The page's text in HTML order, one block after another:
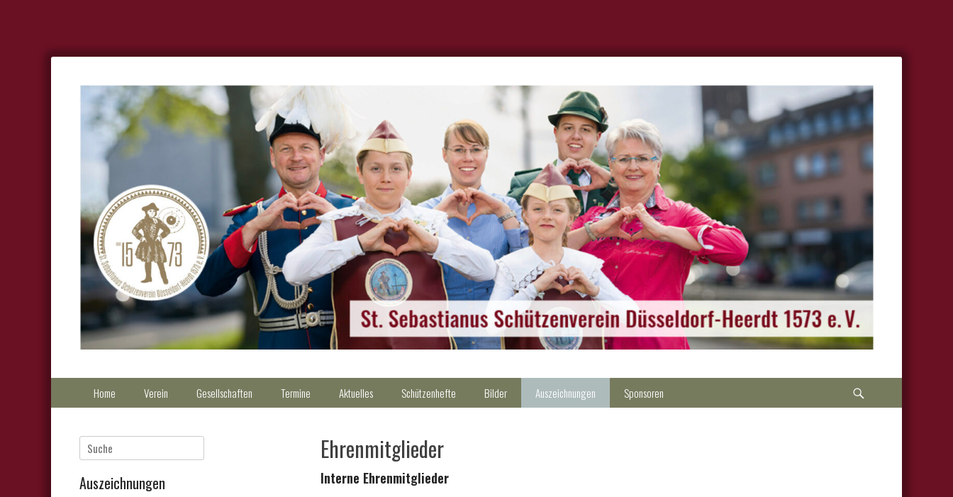
Primärmenu
Home Verein Gesellschaften Termine Aktuelles Schützenhefte Bilder Auszeichnungen Sponsoren
Ehrenmitglieder
Interne Ehrenmitglieder
Suche
nach:
Auszeichnungen